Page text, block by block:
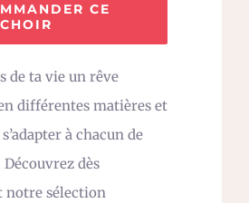
CE
de ta vie un rêve
différentes matières et
à chacun de
dès
notre sélection